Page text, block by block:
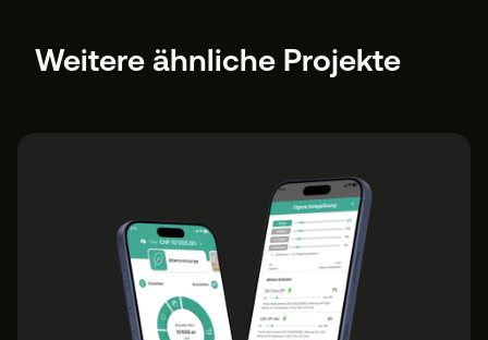
Weitere ähnliche Projekte